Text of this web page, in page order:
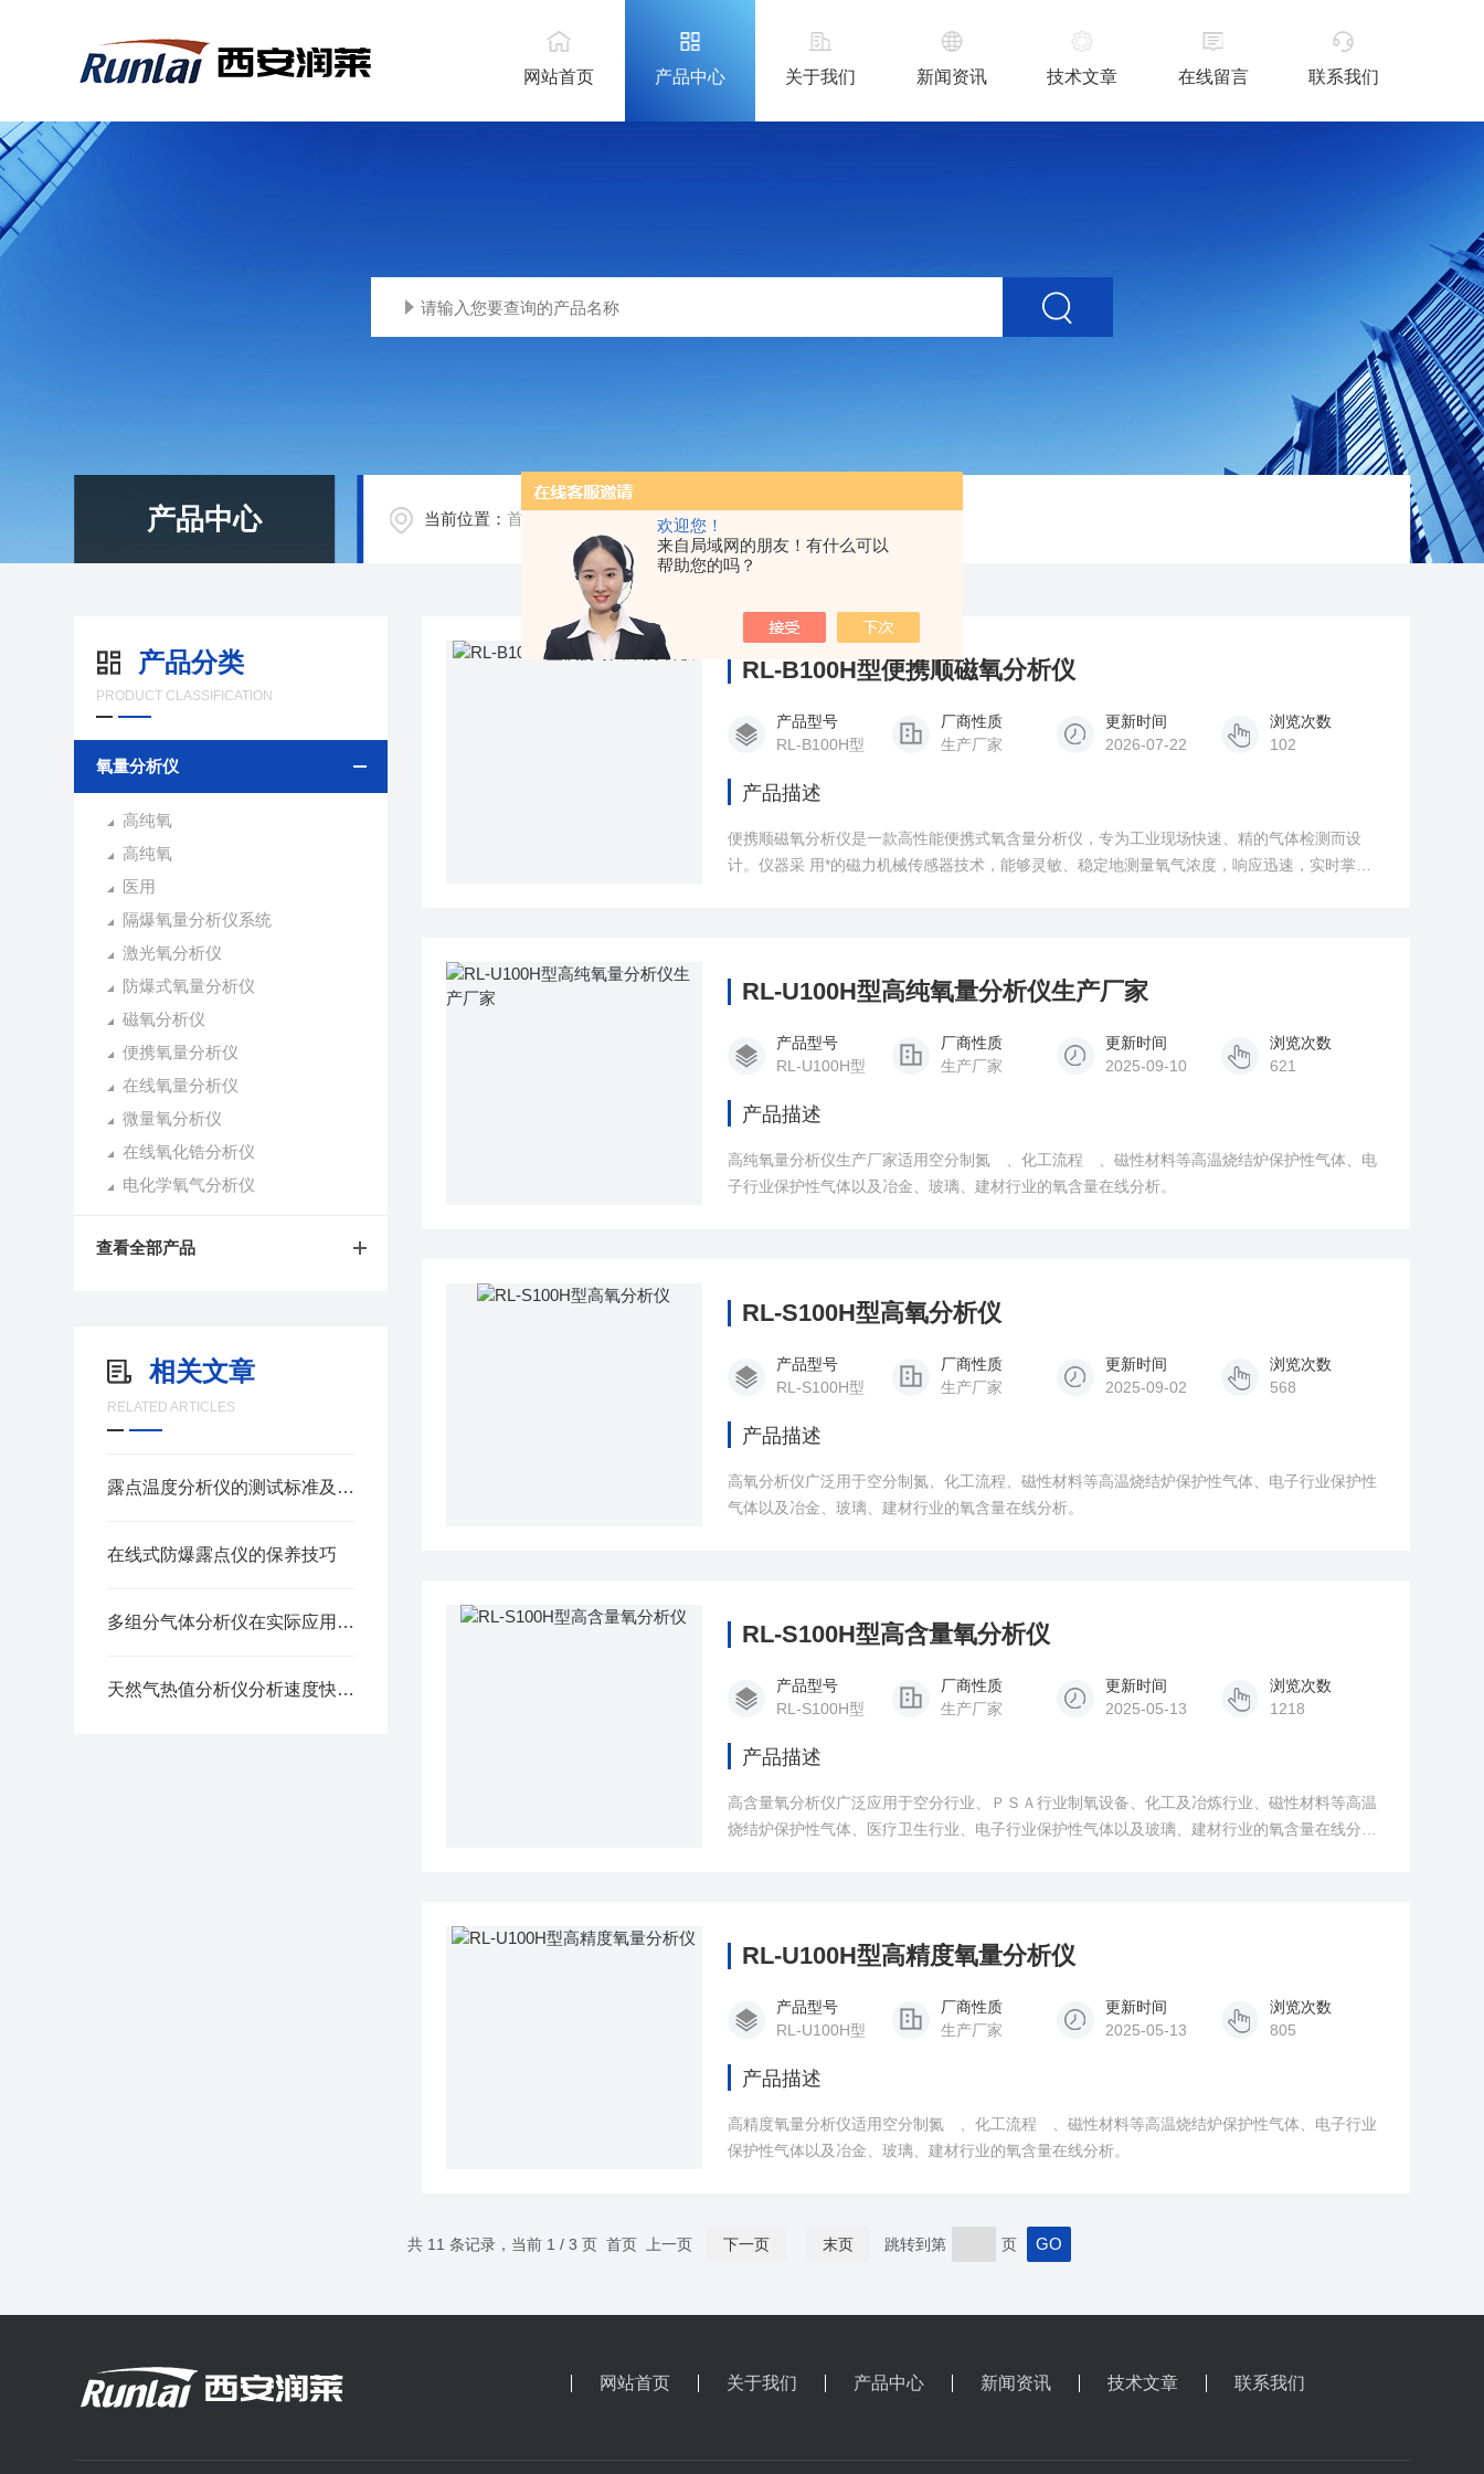
欢迎您！
来自局域网的朋友！有什么可以
帮助您的吗？
网站首页 产品中心 关于我们 新闻资讯 技术文章 在线留言 联系我们
产品中心 当前位置：首页 氧量分析仪
产品分类
PRODUCT CLASSIFICATION
氧量分析仪
高纯氧
高纯氧
医用
隔爆氧量分析仪系统
激光氧分析仪
防爆式氧量分析仪
磁氧分析仪
便携氧量分析仪
在线氧量分析仪
微量氧分析仪
在线氧化锆分析仪
电化学氧气分析仪
查看全部产品
相关文章
RELATED ARTICLES
露点温度分析仪的测试标准及环境
在线式防爆露点仪的保养技巧
多组分气体分析仪在实际应用中需要考虑以下几个方面
天然气热值分析仪分析速度快，能够迅速提供分析结果
RL-B100H型便携顺磁氧分析仪
产品型号
RL-B100H型
厂商性质
生产厂家
更新时间
2026-07-22
浏览次数
102
产品描述
便携顺磁氧分析仪是一款高性能便携式氧含量分析仪，专为工业现场快速、精的气体检测而设
计。仪器采 用*的磁力机械传感器技术，能够灵敏、稳定地测量氧气浓度，响应迅速，实时掌握
RL-U100H型高纯氧量分析仪生产厂家
产品型号
RL-U100H型
厂商性质
生产厂家
更新时间
2025-09-10
浏览次数
621
产品描述
高纯氧量分析仪生产厂家适用空分制氮 、化工流程 、磁性材料等高温烧结炉保护性气体、电
子行业保护性气体以及冶金、玻璃、建材行业的氧含量在线分析。
RL-S100H型高氧分析仪
产品型号
RL-S100H型
厂商性质
生产厂家
更新时间
2025-09-02
浏览次数
568
产品描述
高氧分析仪广泛用于空分制氮、化工流程、磁性材料等高温烧结炉保护性气体、电子行业保护性
气体以及冶金、玻璃、建材行业的氧含量在线分析。
RL-S100H型高含量氧分析仪
产品型号
RL-S100H型
厂商性质
生产厂家
更新时间
2025-05-13
浏览次数
1218
产品描述
高含量氧分析仪广泛应用于空分行业、ＰＳＡ行业制氧设备、化工及冶炼行业、磁性材料等高温
烧结炉保护性气体、医疗卫生行业、电子行业保护性气体以及玻璃、建材行业的氧含量在线分
RL-U100H型高精度氧量分析仪
产品型号
RL-U100H型
厂商性质
生产厂家
更新时间
2025-05-13
浏览次数
805
产品描述
高精度氧量分析仪适用空分制氮 、化工流程 、磁性材料等高温烧结炉保护性气体、电子行业
保护性气体以及冶金、玻璃、建材行业的氧含量在线分析。
共 11 条记录，当前 1 / 3 页 首页 上一页 下一页 末页 跳转到第 页
网站首页 关于我们 产品中心 新闻资讯 技术文章 联系我们